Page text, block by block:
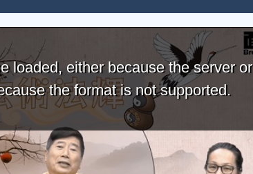
loaded, either because the server or
the format is not supported.